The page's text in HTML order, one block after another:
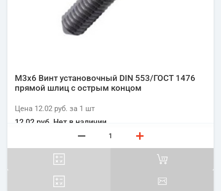
М3х6 Винт установочный DIN 553/ГОСТ 1476
прямой шлиц с острым концом
Цена 12.02 руб. за 1 шт
12.02 руб. Нет в наличии